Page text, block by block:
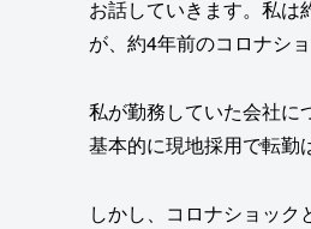
お話していきます。私は
が、約4年前のコロナシ
私が勤務していた会社に
基本的に現地採用で転勤
しかし、コロナショッ